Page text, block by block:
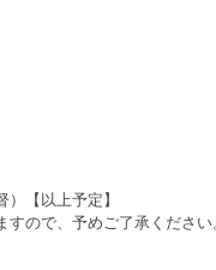
【以上予定】
ので、予めご了承ください